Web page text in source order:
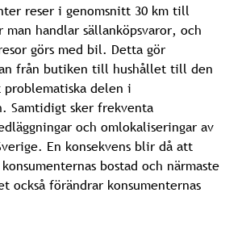
reser i genomsnitt 30 km till
handlar sällanköpsvaror, och
görs med bil. Detta gör
från butiken till hushållet till den
problematiska delen i
Samtidigt sker frekventa
och omlokaliseringar av
En konsekvens blir då att
bostad och närmaste
också förändrar konsumenternas